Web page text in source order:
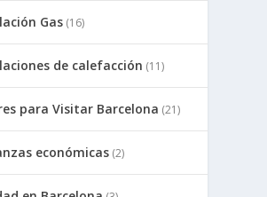
Gas (16)
de calefacción (11)
para Visitar Barcelona (21)
económicas (2)